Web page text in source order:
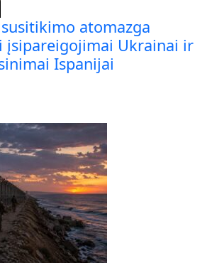
atomazga
įsipareigojimai Ukrainai ir
Ispanijai